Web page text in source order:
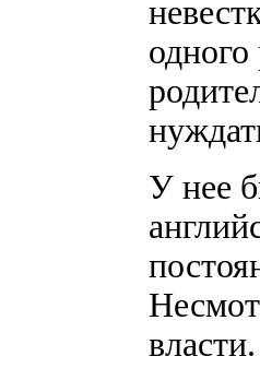
У нее
власти.